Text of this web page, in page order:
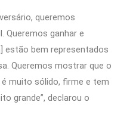
queremos
Queremos ganhar e
estão bem representados
Queremos mostrar que o
muito sólido, firme e tem
grande”, declarou o